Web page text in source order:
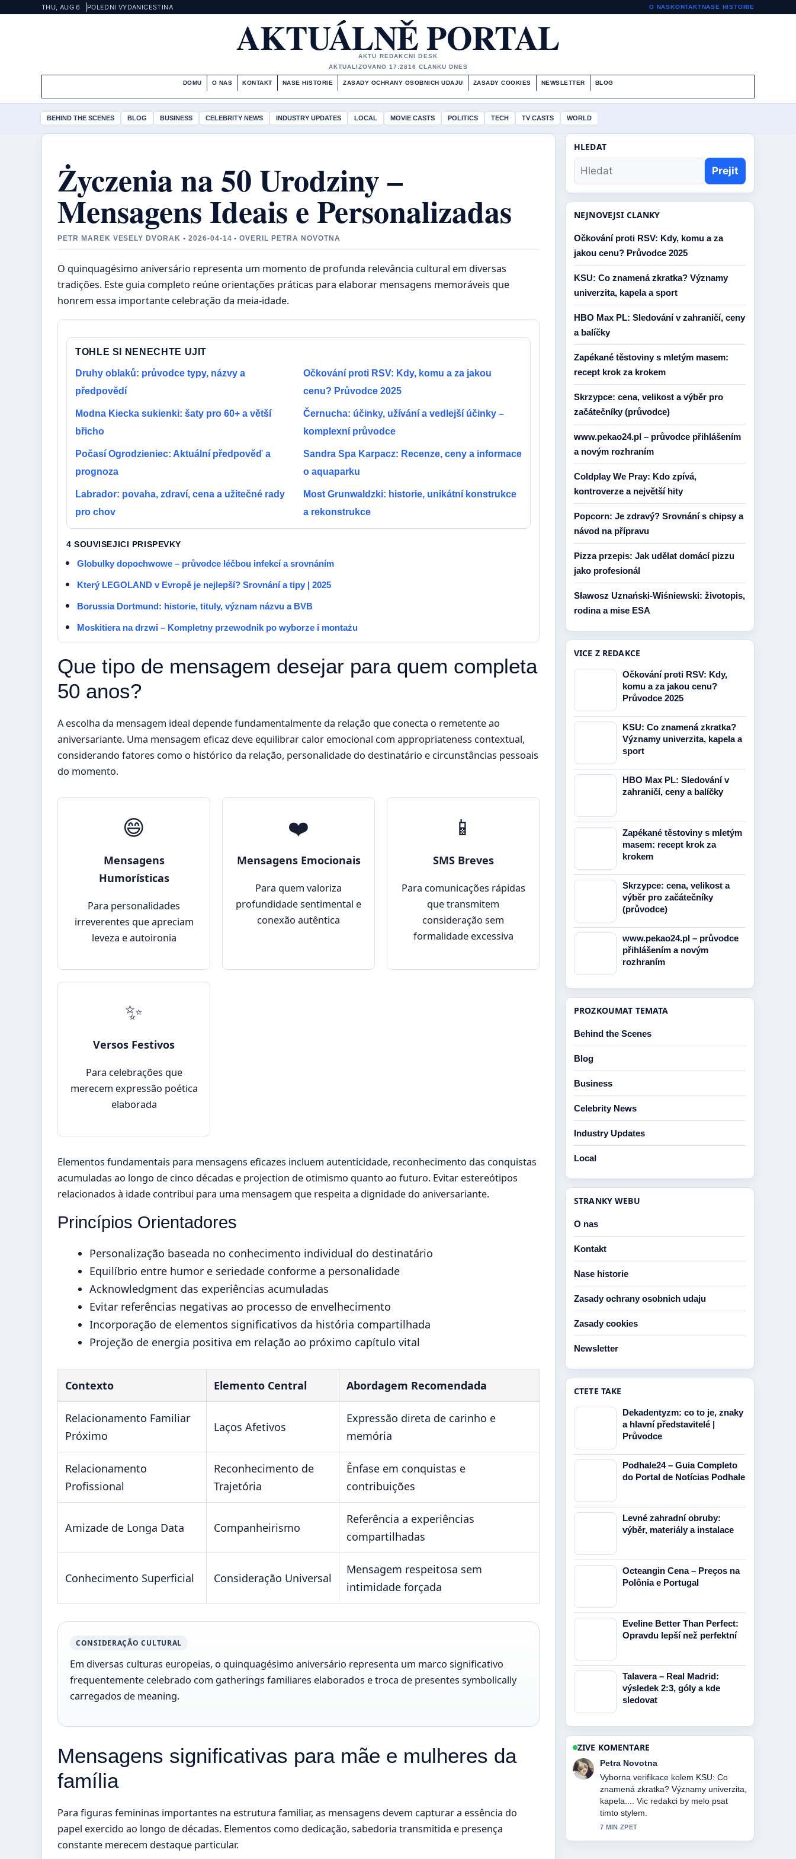
THU, AUG 6 POLEDNI VYDANICESTINA O NASKONTAKTNASE HISTORIE
AKTUÁLNĚ PORTAL
AKTU REDAKCNI DESK
AKTUALIZOVANO 17:2816 CLANKU DNES
DOMU O NAS KONTAKT NASE HISTORIE ZASADY OCHRANY OSOBNICH UDAJU ZASADY COOKIES NEWSLETTER BLOG
BEHIND THE SCENES BLOG BUSINESS CELEBRITY NEWS INDUSTRY UPDATES LOCAL MOVIE CASTS POLITICS TECH TV CASTS WORLD
Życzenia na 50 Urodziny –
Mensagens Ideais e Personalizadas
PETR MAREK VESELY DVORAK • 2026-04-14 • OVERIL PETRA NOVOTNA
O quinquagésimo aniversário representa um momento de profunda relevância cultural em diversas
tradições. Este guia completo reúne orientações práticas para elaborar mensagens memoráveis que
honrem essa importante celebração da meia-idade.
TOHLE SI NENECHTE UJIT
Druhy oblaků: průvodce typy, názvy a
předpovědí
Očkování proti RSV: Kdy, komu a za jakou
cenu? Průvodce 2025
Modna Kiecka sukienki: šaty pro 60+ a větší
břicho
Černucha: účinky, užívání a vedlejší účinky –
komplexní průvodce
Počasí Ogrodzieniec: Aktuální předpověď a
prognoza
Sandra Spa Karpacz: Recenze, ceny a informace
o aquaparku
Labrador: povaha, zdraví, cena a užitečné rady
pro chov
Most Grunwaldzki: historie, unikátní konstrukce
a rekonstrukce
4 SOUVISEJICI PRISPEVKY
Globulky dopochwowe – průvodce léčbou infekcí a srovnáním
Který LEGOLAND v Evropě je nejlepší? Srovnání a tipy | 2025
Borussia Dortmund: historie, tituly, význam názvu a BVB
Moskitiera na drzwi – Kompletny przewodnik po wyborze i montażu
Que tipo de mensagem desejar para quem completa
50 anos?
A escolha da mensagem ideal depende fundamentalmente da relação que conecta o remetente ao
aniversariante. Uma mensagem eficaz deve equilibrar calor emocional com appropriateness contextual,
considerando fatores como o histórico da relação, personalidade do destinatário e circunstâncias pessoais
do momento.
😄
Mensagens
Humorísticas
Para personalidades
irreverentes que apreciam
leveza e autoironia
❤️
Mensagens Emocionais
Para quem valoriza
profundidade sentimental e
conexão autêntica
📱
SMS Breves
Para comunicações rápidas
que transmitem
consideração sem
formalidade excessiva
✨
Versos Festivos
Para celebrações que
merecem expressão poética
elaborada
Elementos fundamentais para mensagens eficazes incluem autenticidade, reconhecimento das conquistas
acumuladas ao longo de cinco décadas e projection de otimismo quanto ao futuro. Evitar estereótipos
relacionados à idade contribui para uma mensagem que respeita a dignidade do aniversariante.
Princípios Orientadores
Personalização baseada no conhecimento individual do destinatário
Equilíbrio entre humor e seriedade conforme a personalidade
Acknowledgment das experiências acumuladas
Evitar referências negativas ao processo de envelhecimento
Incorporação de elementos significativos da história compartilhada
Projeção de energia positiva em relação ao próximo capítulo vital
Contexto Elemento Central Abordagem Recomendada
Relacionamento Familiar
Próximo
Laços Afetivos
Expressão direta de carinho e
memória
Relacionamento
Profissional
Reconhecimento de
Trajetória
Ênfase em conquistas e
contribuições
Amizade de Longa Data Companheirismo
Referência a experiências
compartilhadas
Conhecimento Superficial Consideração Universal
Mensagem respeitosa sem
intimidade forçada
CONSIDERAÇÃO CULTURAL
Em diversas culturas europeias, o quinquagésimo aniversário representa um marco significativo
frequentemente celebrado com gatherings familiares elaborados e troca de presentes symbolically
carregados de meaning.
Mensagens significativas para mãe e mulheres da
família
Para figuras femininas importantes na estrutura familiar, as mensagens devem capturar a essência do
papel exercido ao longo de décadas. Elementos como dedicação, sabedoria transmitida e presença
constante merecem destaque particular.
HLEDAT
Prejit
NEJNOVEJSI CLANKY
Očkování proti RSV: Kdy, komu a za
jakou cenu? Průvodce 2025
KSU: Co znamená zkratka? Významy
univerzita, kapela a sport
HBO Max PL: Sledování v zahraničí, ceny
a balíčky
Zapékané těstoviny s mletým masem:
recept krok za krokem
Skrzypce: cena, velikost a výběr pro
začátečníky (průvodce)
www.pekao24.pl – průvodce přihlášením
a novým rozhraním
Coldplay We Pray: Kdo zpívá,
kontroverze a největší hity
Popcorn: Je zdravý? Srovnání s chipsy a
návod na přípravu
Pizza przepis: Jak udělat domácí pizzu
jako profesionál
Sławosz Uznański-Wiśniewski: životopis,
rodina a mise ESA
VICE Z REDAKCE
Očkování proti RSV: Kdy,
komu a za jakou cenu?
Průvodce 2025
KSU: Co znamená zkratka?
Významy univerzita, kapela a
sport
HBO Max PL: Sledování v
zahraničí, ceny a balíčky
Zapékané těstoviny s mletým
masem: recept krok za
krokem
Skrzypce: cena, velikost a
výběr pro začátečníky
(průvodce)
www.pekao24.pl – průvodce
přihlášením a novým
rozhraním
PROZKOUMAT TEMATA
Behind the Scenes
Blog
Business
Celebrity News
Industry Updates
Local
STRANKY WEBU
O nas
Kontakt
Nase historie
Zasady ochrany osobnich udaju
Zasady cookies
Newsletter
CTETE TAKE
Dekadentyzm: co to je, znaky
a hlavní představitelé |
Průvodce
Podhale24 – Guia Completo
do Portal de Notícias Podhale
Levné zahradní obruby:
výběr, materiály a instalace
Octeangin Cena – Preços na
Polônia e Portugal
Eveline Better Than Perfect:
Opravdu lepší než perfektní
Talavera – Real Madrid:
výsledek 2:3, góly a kde
sledovat
ZIVE KOMENTARE
Jakub Dvorak
Skvele shrnuti k HBO Max PL:
Sledování v zahraničí, ceny.... Je to
nejprehlednejsi souhrn, ktery jsem
dnes videl.
9 MIN ZPET